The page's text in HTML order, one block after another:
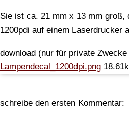
Sie ist ca. 21 mm x 13 mm groß,
1200pdi auf einem Laserdrucker
download (nur für private
Lampendecal_1200dpi.png
schreibe den ersten Kommentar: